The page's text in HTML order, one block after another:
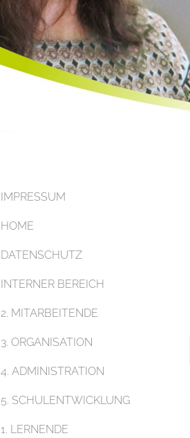
IMPRESSUM
HOME
DATENSCHUTZ
INTERNER BEREICH
2. MITARBEITENDE
3. ORGANISATION
4. ADMINISTRATION
5. SCHULENTWICKLUNG
1. LERNENDE